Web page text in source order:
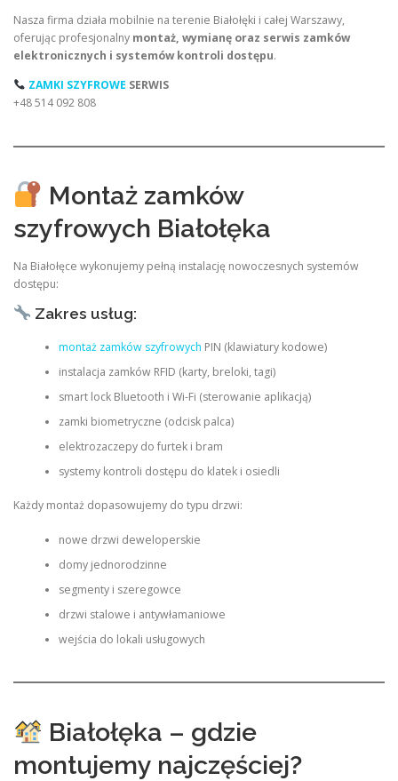
Nasza firma działa mobilnie na terenie Białołęki i całej Warszawy,
oferując profesjonalny montaż, wymianę oraz serwis zamków
elektronicznych i systemów kontroli dostępu.
ZAMKI SZYFROWE SERWIS
+48 514 092 808
Montaż zamków
szyfrowych Białołęka
Na Białołęce wykonujemy pełną instalację nowoczesnych systemów
dostępu:
Zakres usług:
montaż zamków szyfrowych PIN (klawiatury kodowe)
instalacja zamków RFID (karty, breloki, tagi)
smart lock Bluetooth i Wi-Fi (sterowanie aplikacją)
zamki biometryczne (odcisk palca)
elektrozaczepy do furtek i bram
systemy kontroli dostępu do klatek i osiedli
Każdy montaż dopasowujemy do typu drzwi:
nowe drzwi deweloperskie
domy jednorodzinne
segmenty i szeregowce
drzwi stalowe i antywłamaniowe
wejścia do lokali usługowych
Białołęka – gdzie
montujemy najczęściej?